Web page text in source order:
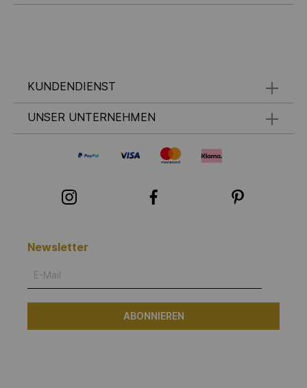
KUNDENDIENST
UNSER UNTERNEHMEN
Newsletter